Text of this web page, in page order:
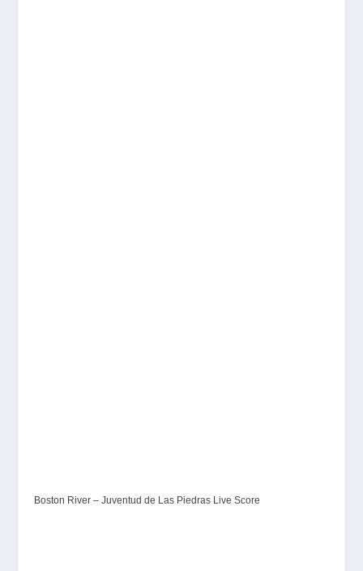
Boston River – Juventud de Las Piedras Live Score